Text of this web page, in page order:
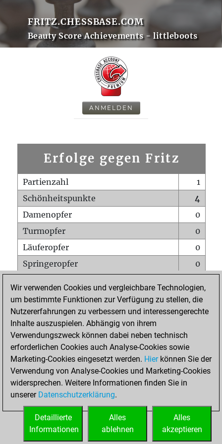
FRITZ.CHESSBASE.COM
Beauty Score Achievements - littleboots
ANMELDEN
Erfolge gegen Fritz
Partienzahl
1
Schönheitspunkte
4
Damenopfer
0
Turmopfer
0
Läuferopfer
0
Springeropfer
0
Matt auf vollem Brett
0
Bauer setzt Matt
0
Erstickte Matts
Unterverwandlungen
Türme auf der siebten
0
STARTSEITE
Wir verwenden Cookies und vergleichbare Technologien,
um bestimmte Funktionen zur Verfügung zu stellen, die
Nutzererfahrungen zu verbessern und interessengerechte
Inhalte auszuspielen. Abhängig von ihrem
Verwendungszweck können dabei neben technisch
erforderlichen Cookies auch Analyse-Cookies sowie
Marketing-Cookies eingesetzt werden. Hierkönnen Sie der
Verwendung von Analyse-Cookies und Marketing-Cookies
widersprechen. Weitere Informationen finden Sie in
unserer Datenschutzerklärung.
Alles
akzeptieren
Alles
ablehnen
Detaillierte
Informationen